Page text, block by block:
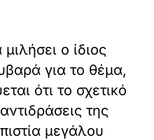
ο ίδιος
για το θέμα,
ότι το σχετικό
της
μεγάλου